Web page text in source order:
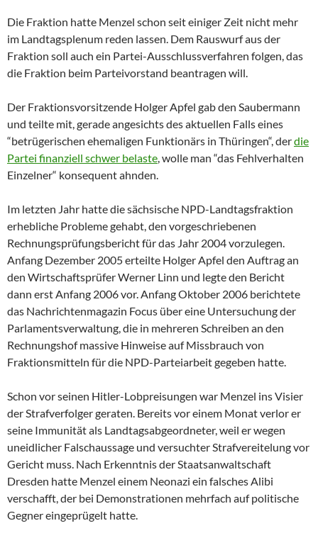
Die Fraktion hatte Menzel schon seit einiger Zeit nicht mehr
im Landtagsplenum reden lassen. Dem Rauswurf aus der
Fraktion soll auch ein Partei-Ausschlussverfahren folgen, das
die Fraktion beim Parteivorstand beantragen will.
Der Fraktionsvorsitzende Holger Apfel gab den Saubermann
und teilte mit, gerade angesichts des aktuellen Falls eines
“betrügerischen ehemaligen Funktionärs in Thüringen“, derdie
Partei finanziell schwer belaste, wolle man “das Fehlverhalten
Einzelner“ konsequent ahnden.
Im letzten Jahr hatte die sächsische NPD-Landtagsfraktion
erhebliche Probleme gehabt, den vorgeschriebenen
Rechnungsprüfungsbericht für das Jahr 2004 vorzulegen.
Anfang Dezember 2005 erteilte Holger Apfel den Auftrag an
den Wirtschaftsprüfer Werner Linn und legte den Bericht
dann erst Anfang 2006 vor. Anfang Oktober 2006 berichtete
das Nachrichtenmagazin Focus über eine Untersuchung der
Parlamentsverwaltung, die in mehreren Schreiben an den
Rechnungshof massive Hinweise auf Missbrauch von
Fraktionsmitteln für die NPD-Parteiarbeit gegeben hatte.
Schon vor seinen Hitler-Lobpreisungen war Menzel ins Visier
der Strafverfolger geraten. Bereits vor einem Monat verlor er
seine Immunität als Landtagsabgeordneter, weil er wegen
uneidlicher Falschaussage und versuchter Strafvereitelung vor
Gericht muss. Nach Erkenntnis der Staatsanwaltschaft
Dresden hatte Menzel einem Neonazi ein falsches Alibi
verschafft, der bei Demonstrationen mehrfach auf politische
Gegner eingeprügelt hatte.